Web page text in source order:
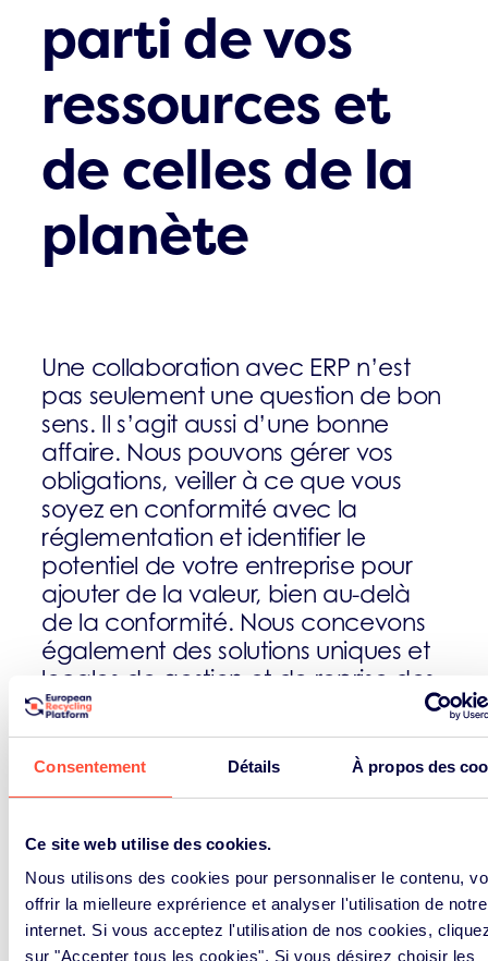
Consentement Détails À propos des
Ce site web utilise des cookies.
Nous utilisons des cookies pour personnaliser le contenu,
offrir la mielleure exprérience et analyser l'utilisation de
internet. Si vous acceptez l'utilisation de nos cookies,
sur "Accepter tous les cookies". Si vous désirez choisir les
parti de vos
ressources et
de celles de la
planète
Une collaboration avec ERP n’est
pas seulement une question de bon
sens. Il s’agit aussi d’une bonne
affaire. Nous pouvons gérer vos
obligations, veiller à ce que vous
soyez en conformité avec la
réglementation et identifier le
potentiel de votre entreprise pour
ajouter de la valeur, bien au-delà
de la conformité. Nous concevons
également des solutions uniques et
locales de gestion et de reprise des
déchets pour les producteurs qui
souhaitent mener la transition vers
une économie circulaire.
étape de l’élimination de trois flux
de déchets dans le cadre des
obligations de responsabilité élargie
des producteurs (REP) dans le